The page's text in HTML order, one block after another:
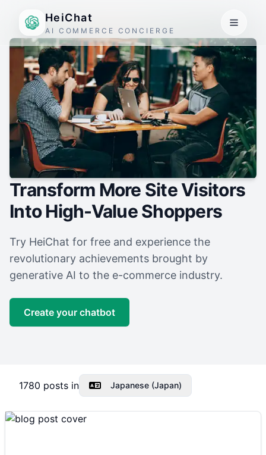
HeiChat
AI COMMERCE CONCIERGE
Transform More Site Visitors
Into High-Value Shoppers
Try HeiChat for free and experience the
revolutionary achievements brought by
generative AI to the e-commerce industry.
Create your chatbot
1780 posts in Japanese (Japan)